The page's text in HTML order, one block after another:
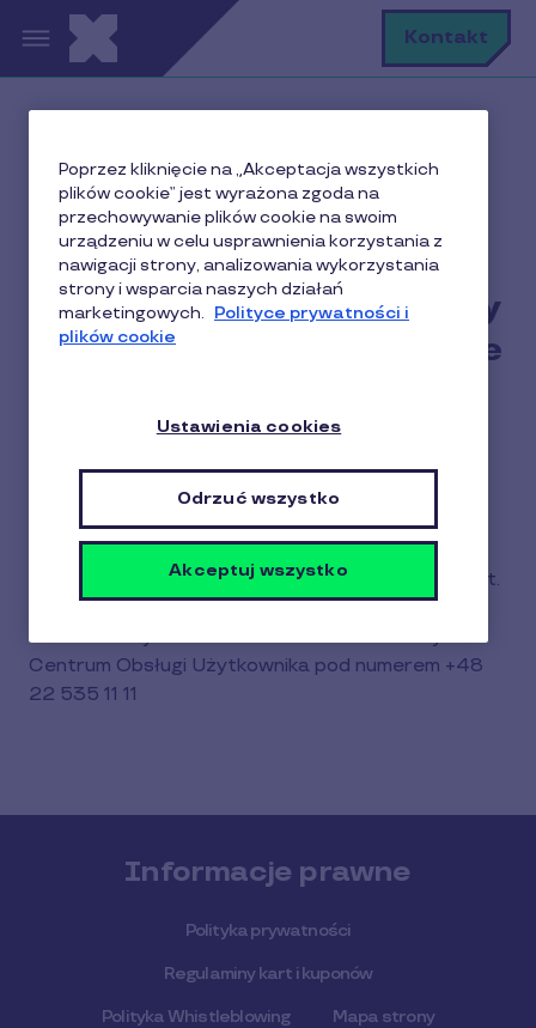
Przejdź do treści Kontakt
W jaki sposób pracownicy zarządzają kartami Pluxee
Lunch?
W jaki sposób pracownicy
zarządzają kartami Pluxee
Kartami Pluxee Lunch pracownicy zarządzają
samodzielnie w aplikacji Pluxee oraz na pluxee.pl.
Pracownik może sprawdzić saldo karty, punkty, w
których zapłaci kartą, historię transakcji,
zablokować zgubioną kartę oraz zamówić duplikat.
Do dyspozycji użytkowników kart Pluxee jest
również dedykowana infolinia oraz automatyczne
Centrum Obsługi Użytkownika pod numerem +48
22 535 11 11
Informacje prawne
Polityka prywatności
Regulaminy kart i kuponów
Polityka Whistleblowing Mapa strony
Poprzez kliknięcie na „Akceptacja wszystkich
plików cookie” jest wyrażona zgoda na
przechowywanie plików cookie na swoim
urządzeniu w celu usprawnienia korzystania z
nawigacji strony, analizowania wykorzystania
strony i wsparcia naszych działań
marketingowych. Polityce prywatności i
plików cookie
Ustawienia cookies
Odrzuć wszystko
Akceptuj wszystko